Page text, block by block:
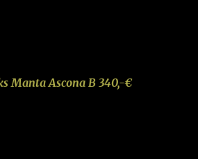
s Manta Ascona B 340,-€